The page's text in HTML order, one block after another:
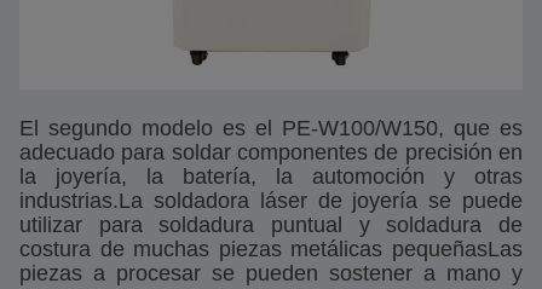
El segundo modelo es el PE-W100/W150, que es
adecuado para soldar componentes de precisión en
la joyería, la batería, la automoción y otras
industrias.La soldadora láser de joyería se puede
utilizar para soldadura puntual y soldadura de
costura de muchas piezas metálicas pequeñasLas
piezas a procesar se pueden sostener a mano y